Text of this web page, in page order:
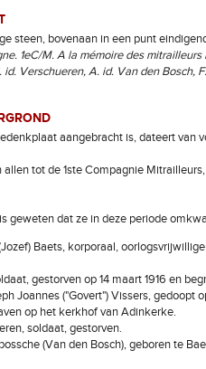
steen, bovenaan in een punt
1eC/M. A la mémoire des
id. Verschueren, A. id. Van den Bosch,
aangebracht is, dateert van
tot de 1ste Compagnie
geweten dat ze in deze periode
Baets, korporaal,
gestorven op 14 maart 1916 en
Joannes ("Govert") Vissers,
op het kerkhof van Adinkerke.
soldaat, gestorven.
(Van den Bosch), geboren te